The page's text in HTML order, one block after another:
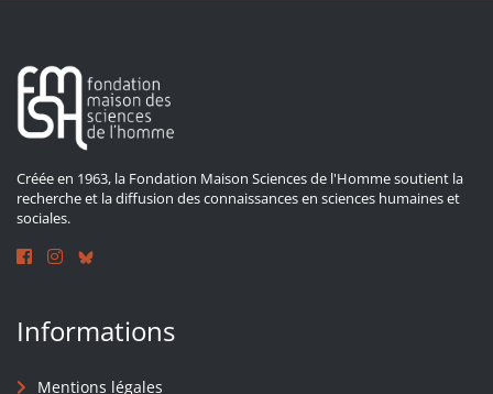
Créée en 1963, la Fondation Maison Sciences de l'Homme soutient la
recherche et la diffusion des connaissances en sciences humaines et
sociales.
Informations
Mentions légales